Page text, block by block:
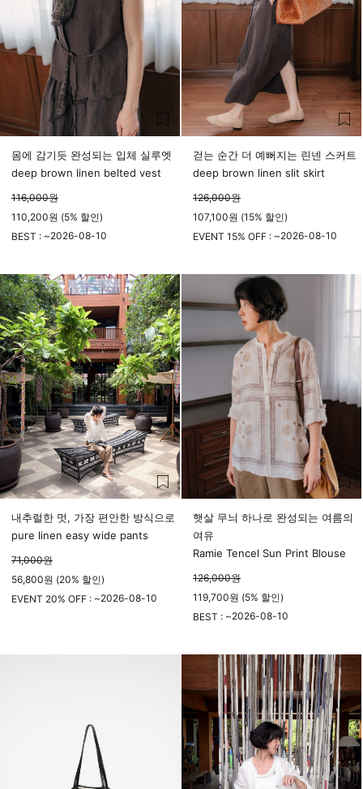
몸에 감기듯 완성되는 입체 실루엣
deep brown linen belted vest
116,000원
110,200원 (5% 할인)
BEST : ~2026-08-10
걷는 순간 더 예뻐지는 린넨 스커트
deep brown linen slit skirt
126,000원
107,100원 (15% 할인)
EVENT 15% OFF : ~2026-08-10
내추럴한 멋, 가장 편안한 방식으로
pure linen easy wide pants
71,000원
56,800원 (20% 할인)
EVENT 20% OFF : ~2026-08-10
햇살 무늬 하나로 완성되는 여름의
여유
Ramie Tencel Sun Print Blouse
126,000원
119,700원 (5% 할인)
BEST : ~2026-08-10